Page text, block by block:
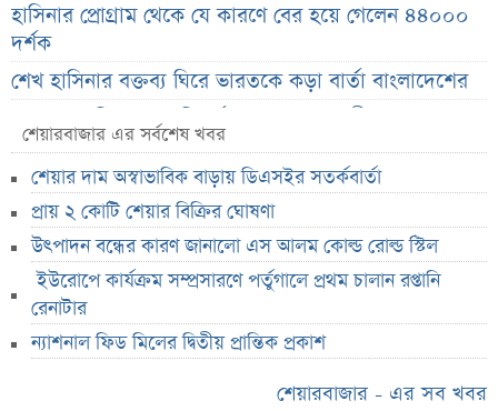
হাসিনার প্রোগ্রাম থেকে যে কারণে বের হয়ে গেলেন ৪৪০০০
দর্শক
শেখ হাসিনার বক্তব্য ঘিরে ভারতকে কড়া বার্তা বাংলাদেশের
বাংলাদেশ নিয়ে নতুন বিতর্ক, মুখ খুললেন সজীব ওয়াজেদ জয়
শেয়ারবাজার উত্থানের নেতৃত্বে মিউচুয়াল ফান্ড
শেয়ারবাজার ঊর্ধ্বমুখী. তারপরও উধাও ২৩ হাজার বিও হিসাব
তারেক রহমানকে উদ্দেশ করে ফেসবুকে রহস্যময় প্রশ্ন
এসএসসি ফল নিয়ে বড় সিদ্ধান্ত আসছে বৃহস্পতিবার
কীভাবে জন্ম নিল ‘৩৬ জুলাই’?
এক পোস্টেই চমকে দিলেন ময়ূখ রঞ্জন ঘোষ
‘ভুয়া’ স্লোগানের জবাবে যা বললেন রাশেদ খান
শেয়ারবাজার এর সর্বশেষ খবর
শেয়ার দাম অস্বাভাবিক বাড়ায় ডিএসইর সতর্কবার্তা
প্রায় ২ কোটি শেয়ার বিক্রির ঘোষণা
উৎপাদন বন্ধের কারণ জানালো এস আলম কোল্ড রোল্ড স্টিল
ইউরোপে কার্যক্রম সম্প্রসারণে পর্তুগালে প্রথম চালান রপ্তানি
রেনাটার
ন্যাশনাল ফিড মিলের দ্বিতীয় প্রান্তিক প্রকাশ
শেয়ারবাজার - এর সব খবর